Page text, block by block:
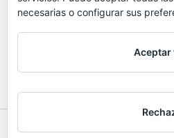
necesarias o configurar sus
Aceptar